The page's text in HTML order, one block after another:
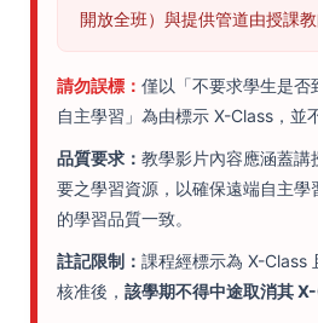
開放全班）與提供管道由授課教
請勿誤標： 僅以「不要求學生是否
自主學習」為由標示 X-Class，並
品質要求： 教學影片內容應涵蓋講
要之學習資源，以確保遠端自主學
的學習品質一致。
註記限制： 課程經標示為 X-Class
核准後， 該學期不得中途取消其